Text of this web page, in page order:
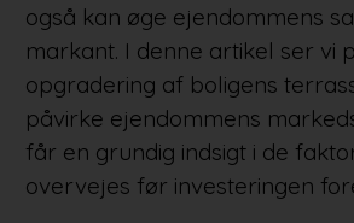
også kan øge ejendommens
markant. I denne artikel ser vi
opgradering af boligens
påvirke ejendommens
får en grundig indsigt i de
overvejes før investeringen